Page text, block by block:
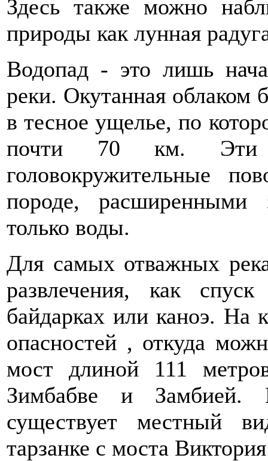
Здесь также можно
природы как лунная
Водопад - это лишь
реки. Окутанная облаком
в тесное ущелье, по
почти 70 км. Эти
головокружительные
породе, расширенными
только воды.
Для самых отважных
развлечения, как
байдарках или каноэ. На
опасностей , откуда
мост длиной 111
Зимбабве и Замбией.
существует местный
тарзанке с моста